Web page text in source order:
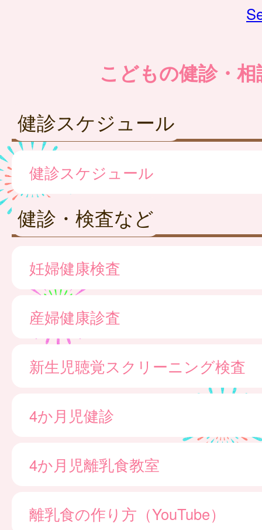
こどもの健診・相
健診スケジュール
健診スケジュール
健診・検査など
妊婦健康検査
産婦健康診査
新生児聴覚スクリーニング検査
4か月児健診
4か月児離乳食教室
離乳食の作り方（YouTube）